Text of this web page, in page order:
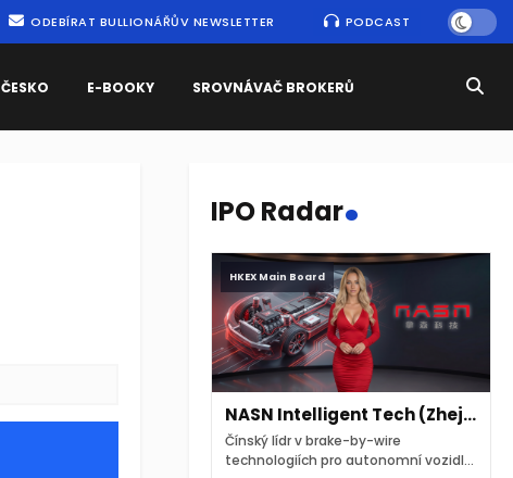
ODEBÍRAT BULLIONÁŘŮV NEWSLETTER PODCAST
ČESKO E-BOOKY SROVNÁVAČ BROKERŮ
IPO Radar.
HKEX Main Board
NASN Intelligent Tech (Zhejiang)
Čínský lídr v brake-by-wire
technologiích pro autonomní vozidla